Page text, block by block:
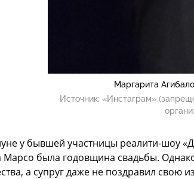
Маргарита
Источник: «Инстаграм»
у бывшей участницы реалити-шоу
Марсо была годовщина свадьбы.
а супруг даже не поздравил свою